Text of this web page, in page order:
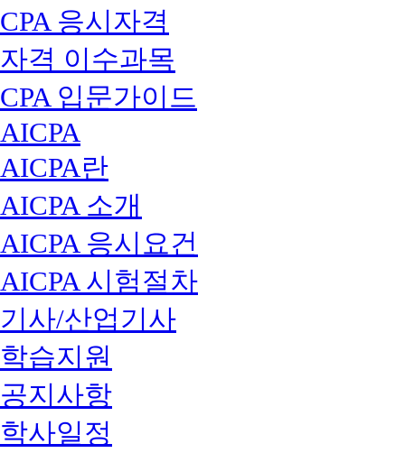
CPA 응시자격
자격 이수과목
CPA 입문가이드
AICPA
AICPA란
AICPA 소개
AICPA 응시요건
AICPA 시험절차
기사/산업기사
학습지원
공지사항
학사일정